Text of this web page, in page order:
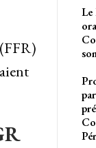
Le